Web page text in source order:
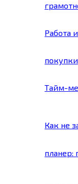
Работа
покупки
Тайм-
Как не
планер: